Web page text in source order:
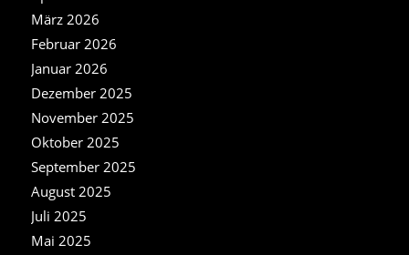
März 2026
Februar 2026
Januar 2026
Dezember 2025
November 2025
Oktober 2025
September 2025
August 2025
Juli 2025
Mai 2025